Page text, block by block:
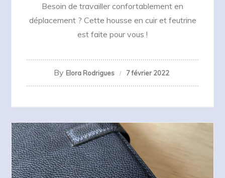
Besoin de travailler confortablement en
déplacement ? Cette housse en cuir et feutrine
est faite pour vous !
By Elora Rodrigues 7 février 2022